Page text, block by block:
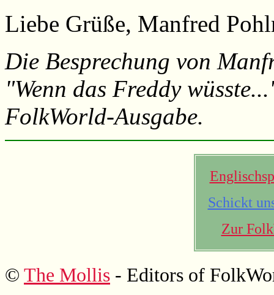
Liebe Grüße, Manfred
Die Besprechung von
"Wenn das Freddy
FolkWorld-Ausgabe.
Schickt
Zur
© The Mollis - Editors of